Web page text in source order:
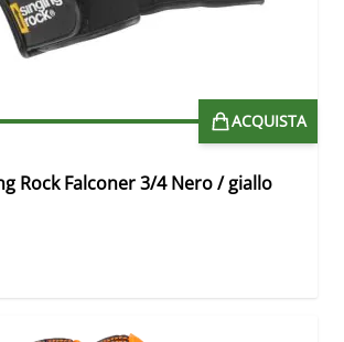
ACQUISTA
Rock Falconer 3/4 Nero / giallo